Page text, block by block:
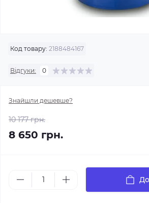
Код товару: 2188484167
Відгуки: 0
Знайшли дешевше?
10 177 грн.
8 650 грн.